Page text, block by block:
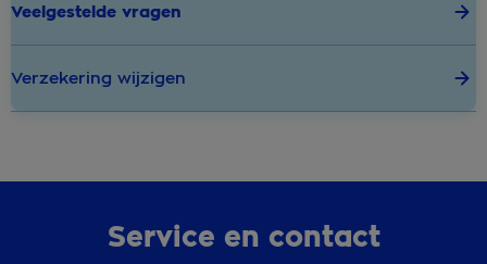
Veelgestelde vragen
Verzekering wijzigen
Service en contact